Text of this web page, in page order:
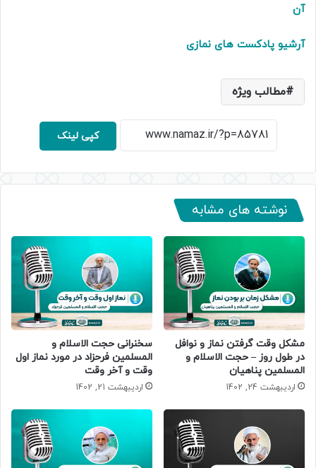
آن
آرشیو پادکست های نمازی
مطالب ویژه
کپی لینک
نوشته های مشابه
مشکل وقت گرفتن نماز و نوافل
در طول روز – حجت الاسلام و
المسلمین پناهیان
اردیبهشت 24, 1402
سخنرانی حجت الاسلام و
المسلمین فرحزاد در مورد نماز اول
وقت و آخر وقت
اردیبهشت 21, 1402